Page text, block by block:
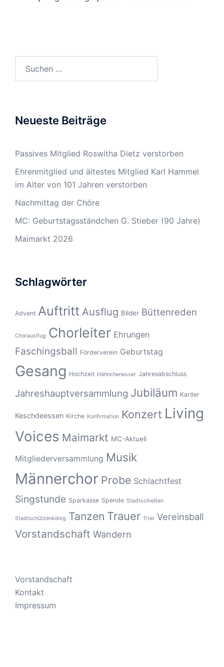
nach:
Neueste Beiträge
Passives Mitglied Roswitha Dietz verstorben
Ehrenmitglied und ältestes Mitglied Karl Hammel
im Alter von 101 Jahren verstorben
Nachmittag der Chöre
MC: Geburtstagsständchen G. Stieber (90 Jahre)
Maimarkt 2026
Schlagwörter
Advent Auftritt Ausflug Bilder Büttenreden
Chorausflug Chorleiter Ehrungen
Faschingsball Förderverein Geburtstag
Gesang Hochzeit Hähnchenesser Jahresabschluss
Jahreshauptversammlung Jubiläum Kartler
Keschdeessen Kirche Konfirmation Konzert Living
Voices Maimarkt MC-Aktuell
Mitgliederversammlung Musik
Männerchor Probe Schlachtfest
Singstunde Sparkasse Spende Stadtschießen
Stadtschützenkönig Tanzen Trauer Trier Vereinsball
Vorstandschaft Wandern
Vorstandschaft
Kontakt
Impressum